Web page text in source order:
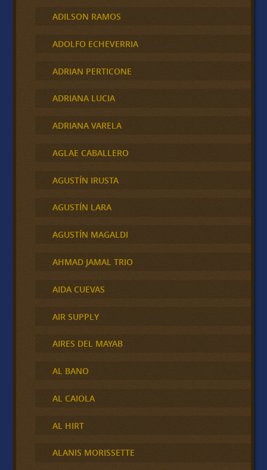
ADILSON RAMOS
ADOLFO ECHEVERRIA
ADRIAN PERTICONE
ADRIANA LUCIA
ADRIANA VARELA
AGLAE CABALLERO
AGUSTÍN IRUSTA
AGUSTÍN LARA
AGUSTÍN MAGALDI
AHMAD JAMAL TRIO
AIDA CUEVAS
AIR SUPPLY
AIRES DEL MAYAB
AL BANO
AL CAIOLA
AL HIRT
ALANIS MORISSETTE